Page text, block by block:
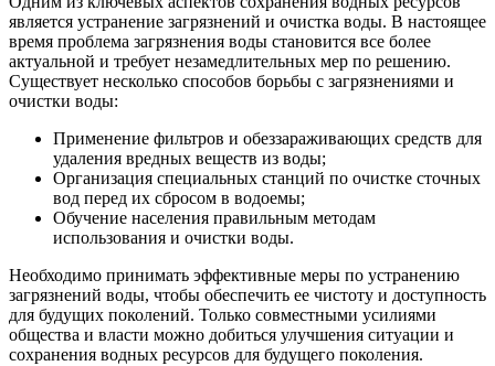
является устранение загрязнений и очистка воды. В настоящее
время проблема загрязнения воды становится все более
актуальной и требует незамедлительных мер по решению.
Существует несколько способов борьбы с загрязнениями и
очистки воды:
Применение фильтров и обеззараживающих средств для
удаления вредных веществ из воды;
Организация специальных станций по очистке сточных
вод перед их сбросом в водоемы;
Обучение населения правильным методам
использования и очистки воды.
Необходимо принимать эффективные меры по устранению
загрязнений воды, чтобы обеспечить ее чистоту и доступность
для будущих поколений. Только совместными усилиями
общества и власти можно добиться улучшения ситуации и
сохранения водных ресурсов для будущего поколения.